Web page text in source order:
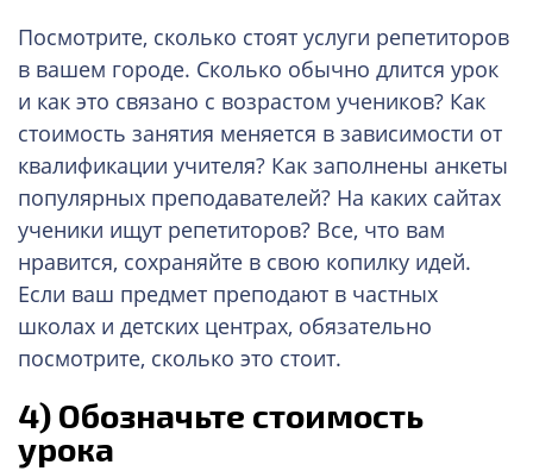
Посмотрите, сколько стоят услуги репетиторов
в вашем городе. Сколько обычно длится урок
и как это связано с возрастом учеников? Как
стоимость занятия меняется в зависимости от
квалификации учителя? Как заполнены анкеты
популярных преподавателей? На каких сайтах
ученики ищут репетиторов? Все, что вам
нравится, сохраняйте в свою копилку идей.
Если ваш предмет преподают в частных
школах и детских центрах, обязательно
посмотрите, сколько это стоит.
4) Обозначьте стоимость
урока